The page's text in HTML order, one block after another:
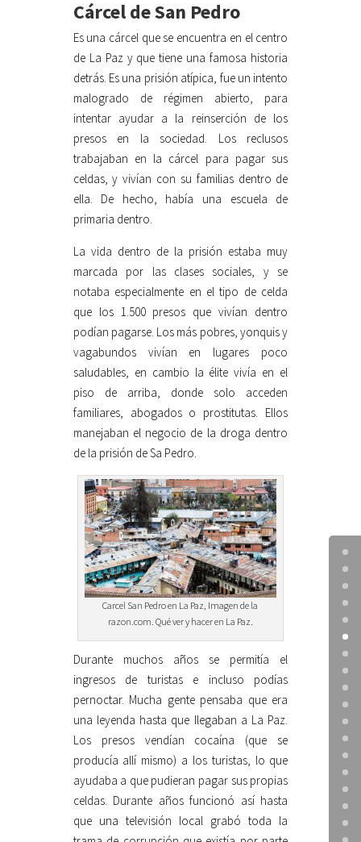
Cárcel de San Pedro
Es una cárcel que se encuentra en el centro
de La Paz y que tiene una famosa historia
detrás. Es una prisión atípica, fue un intento
malogrado de régimen abierto, para
intentar ayudar a la reinserción de los
presos en la sociedad. Los reclusos
trabajaban en la cárcel para pagar sus
celdas, y vivían con su familias dentro de
ella. De hecho, había una escuela de
primaria dentro.
La vida dentro de la prisión estaba muy
marcada por las clases sociales, y se
notaba especialmente en el tipo de celda
que los 1.500 presos que vivían dentro
podían pagarse. Los más pobres, yonquis y
vagabundos vivían en lugares poco
saludables, en cambio la élite vivía en el
piso de arriba, donde solo acceden
familiares, abogados o prostitutas. Ellos
manejaban el negocio de la droga dentro
de la prisión de Sa Pedro.
Carcel San Pedro en La Paz, Imagen de la
razon.com. Qué ver y hacer en La Paz.
Durante muchos años se permitía el
ingresos de turistas e incluso podías
pernoctar. Mucha gente pensaba que era
una leyenda hasta que llegaban a La Paz.
Los presos vendían cocaína (que se
producía allí mismo) a los turistas, lo que
ayudaba a que pudieran pagar sus propias
celdas. Durante años funcionó así hasta
que una televisión local grabó toda la